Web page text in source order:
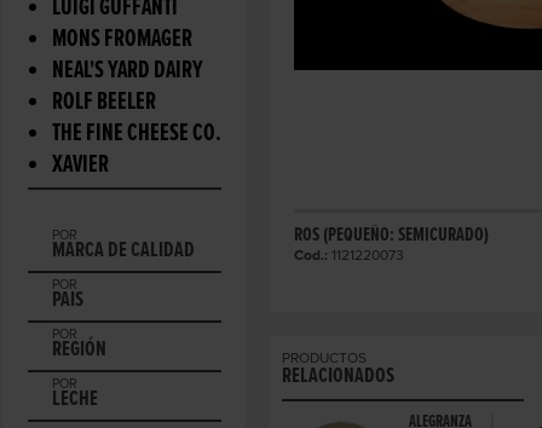
LUIGI GUFFANTI
MONS FROMAGER
NEAL'S YARD DAIRY
ROLF BEELER
THE FINE CHEESE CO.
XAVIER
POR
MARCA DE CALIDAD
POR
PAIS
POR
REGIÓN
POR
LECHE
ROS (PEQUEÑO: SEMICURADO)
Cod.: 1121220073
PRODUCTOS
RELACIONADOS
ALEGRANZA